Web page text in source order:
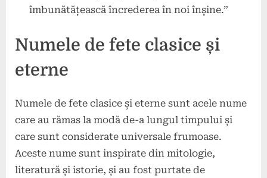
îmbunătățească încrederea în noi înșine.”
Numele de fete clasice și
eterne
Numele de fete clasice și eterne sunt acele nume
care au rămas la modă de-a lungul timpului și
care sunt considerate universale frumoase.
Aceste nume sunt inspirate din mitologie,
literatură și istorie, și au fost purtate de